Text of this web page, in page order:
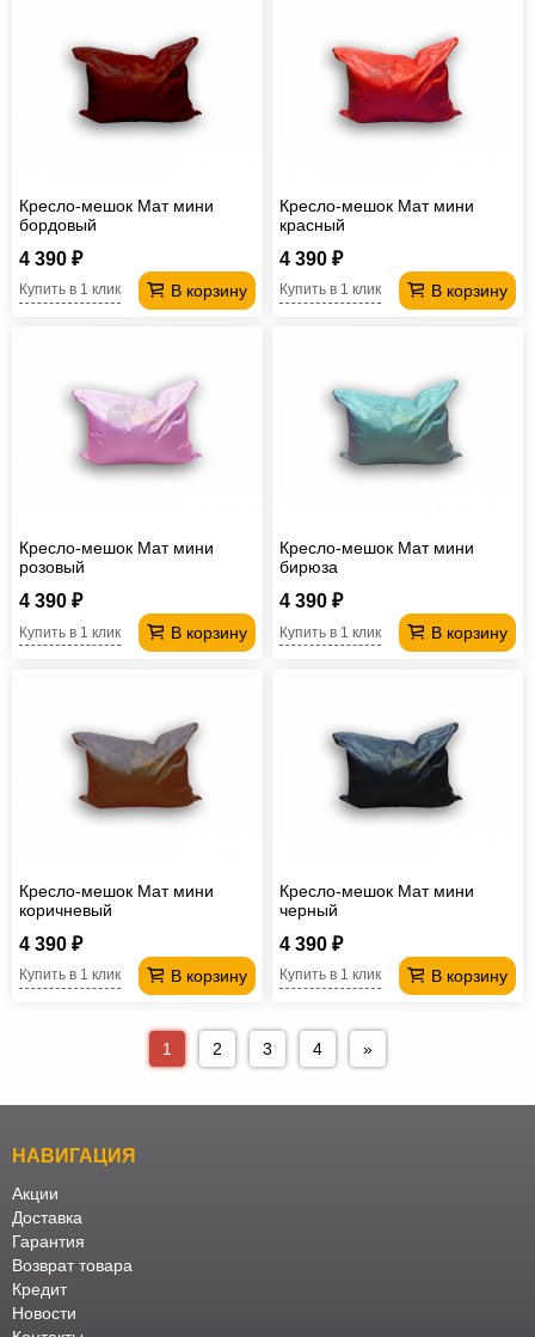
Кресло-мешок Мат мини
бордовый
4 390 ₽
В корзину
Купить в 1 клик
Кресло-мешок Мат мини
красный
4 390 ₽
В корзину
Купить в 1 клик
Кресло-мешок Мат мини
розовый
4 390 ₽
В корзину
Купить в 1 клик
Кресло-мешок Мат мини
бирюза
4 390 ₽
В корзину
Купить в 1 клик
Кресло-мешок Мат мини
коричневый
4 390 ₽
В корзину
Купить в 1 клик
Кресло-мешок Мат мини
черный
4 390 ₽
В корзину
Купить в 1 клик
1 2 3 4 »
НАВИГАЦИЯ
Акции
Доставка
Гарантия
Возврат товара
Кредит
Новости